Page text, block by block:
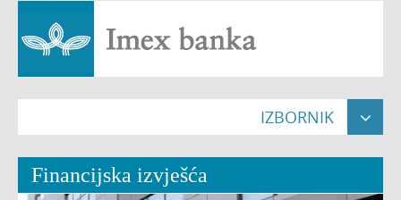
IZBORNIK 
Naslovna
Građani  
Financijska izvješća